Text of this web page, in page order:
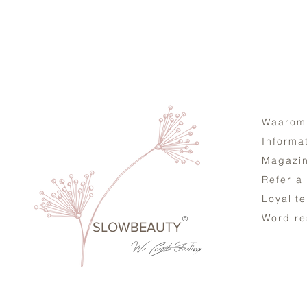
SLOWBEAUTY
We CreateFeeling
®
Refer a
Word